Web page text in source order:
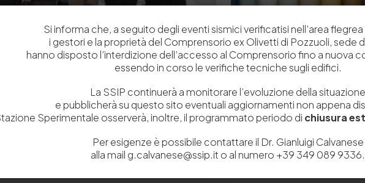
visita il Distretto della Pelle
della pelle della nostra provincia ha ricevuto
2 Luglio 2015
XXXIII Congresso
ABQTIC is the
the XXXIII IULTCS
Si informa che, a seguito degli eventi sismici verificatisi nell’area flegrea
i gestori e la proprietà del Comprensorio ex Olivetti di Pozzuoli, sede
hanno disposto l’interdizione dell’accesso al Comprensorio fino a nuova
essendo in corso le verifiche tecniche sugli edifici.
La SSIP continuerà a monitorare l’evoluzione della situazione
e pubblicherà su questo sito eventuali aggiornamenti non appena
Sperimentale osserverà, inoltre, il programmato periodo di chiusura
Per esigenze è possibile contattare il Dr. Gianluigi Calvanese
alla mail g.calvanese@ssip.it o al numero +39 349 089 9336.